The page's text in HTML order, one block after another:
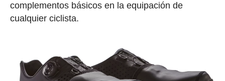
complementos básicos en la equipación de
cualquier ciclista.